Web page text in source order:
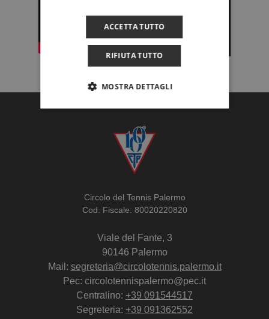
Circolo del Tennis Palermo
Cod. Fiscale: 80020220820
Viale del Fante, 3
90146 Palermo
Mail: segreteria@circolotennis.palermo.it
Pec: circolotennispalermo@pec.it
Centralino: +39 091544517
Segreteria: +39 091362552
ACCETTA TUTTO
RIFIUTA TUTTO
MOSTRA DETTAGLI